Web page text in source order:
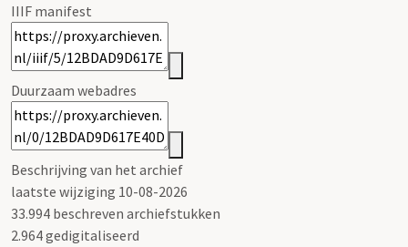
IIIF manifest
Duurzaam webadres
Beschrijving van het archief
laatste wijziging 10-08-2026
33.994 beschreven archiefstukken
2.964 gedigitaliseerd